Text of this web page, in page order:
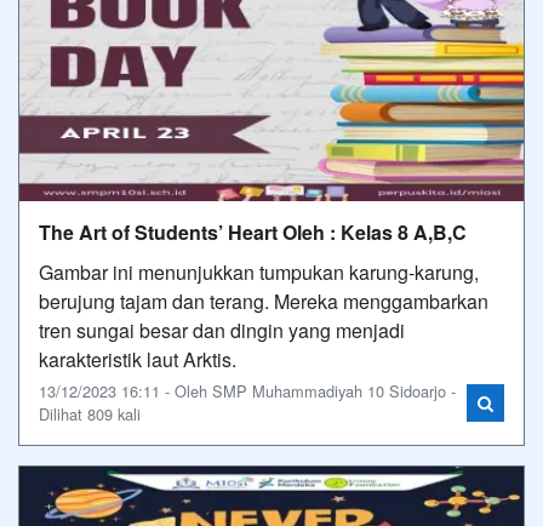
The Art of Students’ Heart Oleh : Kelas 8 A,B,C
Gambar ini menunjukkan tumpukan karung-karung,
berujung tajam dan terang. Mereka menggambarkan
tren sungai besar dan dingin yang menjadi
karakteristik laut Arktis.
13/12/2023 16:11 - Oleh SMP Muhammadiyah 10 Sidoarjo -
Dilihat 809 kali